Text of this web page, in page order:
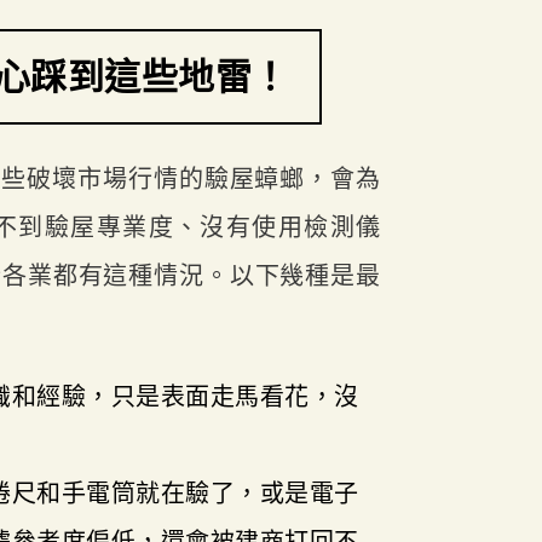
踩到這些地雷！
破壞市場行情的驗屋蟑螂，會為
到驗屋專業度、沒有使用檢測儀
業都有這種情況。以下幾種是最
經驗，只是表面走馬看花，沒
和手電筒就在驗了，或是電子